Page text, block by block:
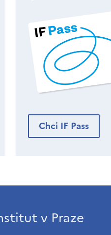
Chci IF Pass
v Praze